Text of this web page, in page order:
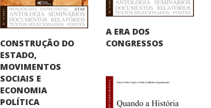
A ERA DOS
CONGRESSOS
CONSTRUÇÃO DO
ESTADO,
MOVIMENTOS
SOCIAIS E
ECONOMIA
POLÍTICA